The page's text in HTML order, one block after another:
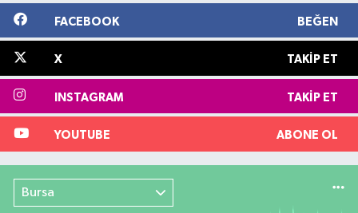
FACEBOOK BEĞEN
X TAKIP ET
INSTAGRAM TAKIP ET
YOUTUBE ABONE OL
Bursa